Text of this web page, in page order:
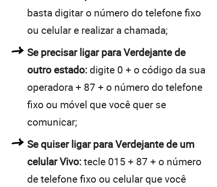
basta digitar o número do telefone fixo
ou celular e realizar a chamada;
Se precisar ligar para Verdejante de
outro estado: digite 0 + o código da sua
operadora + 87 + o número do telefone
fixo ou móvel que você quer se
comunicar;
Se quiser ligar para Verdejante de um
celular Vivo:tecle 015 + 87 + o número
de telefone fixo ou celular que você